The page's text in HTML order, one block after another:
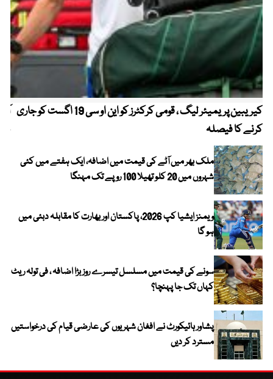
کیریبین پریمیئر لیگ ، قومی کرکٹرز کو این او سی 19 اگست کو جاری
کرنے کا فیصلہ
ملک بھر میں آٹے کی قیمت میں اضافہ، ایک ہفتے میں کئی
شہروں میں 20 کلو تھیلا 100 روپے تک مہنگا
ویمنز ایشیا کپ 2026، پاکستان اور بھارت کا مقابلہ دبئی میں
ہو گا
سونے کی قیمت میں مسلسل تیسرے روز بڑا اضافہ ، فی تولہ ریٹ
کہاں تک جا پہنچا؟
پشاور ہائیکورٹ نے افغان شہریوں کی عارضی قیام کی درخواستیں
مسترد کر دیں